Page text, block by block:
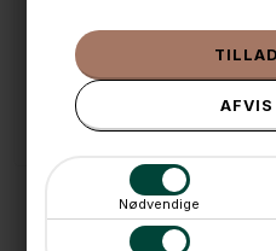
Nødvendige
💳 Betal med
📱 Kundeservice 50446800 (9-
Kundeservice